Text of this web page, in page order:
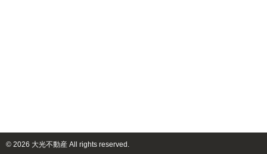
© 2026 大光不動産 All rights reserved.